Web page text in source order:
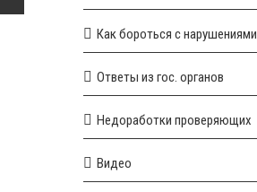
Как бороться с нарушениями
Ответы из гос. органов
Недоработки проверяющих
Видео